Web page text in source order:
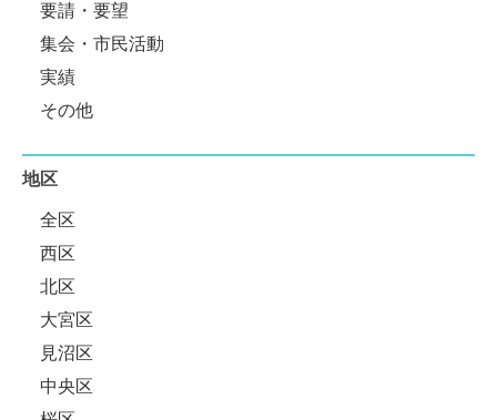
要請・要望
集会・市民活動
実績
その他
地区
全区
西区
北区
大宮区
見沼区
中央区